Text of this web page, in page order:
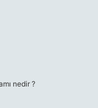
nedir ?